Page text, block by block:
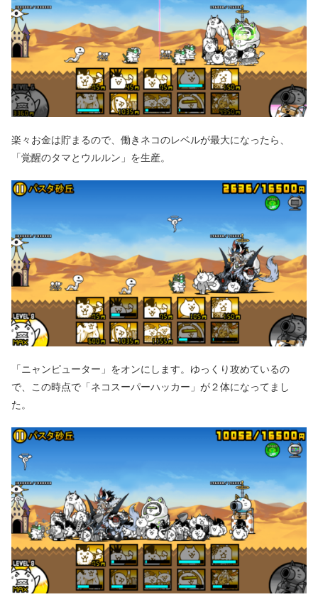
楽々お金は貯まるので、働きネコのレベルが最大になったら、
「覚醒のタマとウルルン」を生産。
「ニャンピューター」をオンにします。ゆっくり攻めているの
で、この時点で「ネコスーパーハッカー」が２体になってまし
た。